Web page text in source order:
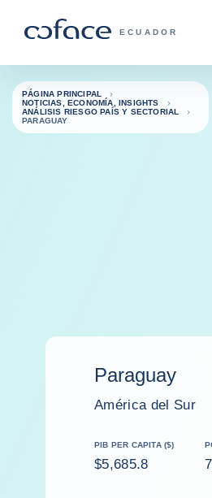
COFACE - FOR
ECUADOR
Volver a la página principal
PÁGINA PRINCIPAL
NOTICIAS, ECONOMÍA, INSIGHTS
ANÁLISIS RIESGO PAÍS Y SECTORIAL
PARAGUAY
Paraguay
América del Sur
PIB PER CAPITA ($)
$5,685.8